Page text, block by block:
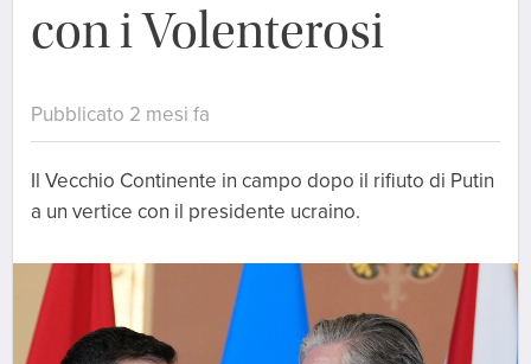
con i Volenterosi
Pubblicato 2 mesi fa
Il Vecchio Continente in campo dopo il rifiuto di Putin
a un vertice con il presidente ucraino.